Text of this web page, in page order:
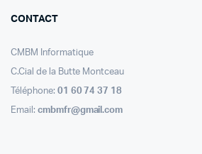
CONTACT
CMBM Informatique
C.Cial de la Butte Montceau
Téléphone: 01 60 74 37 18
Email: cmbmfr@gmail.com